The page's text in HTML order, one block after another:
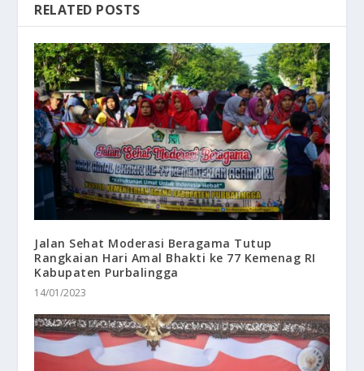
RELATED POSTS
Jalan Sehat Moderasi Beragama Tutup
Rangkaian Hari Amal Bhakti ke 77 Kemenag RI
Kabupaten Purbalingga
14/01/2023